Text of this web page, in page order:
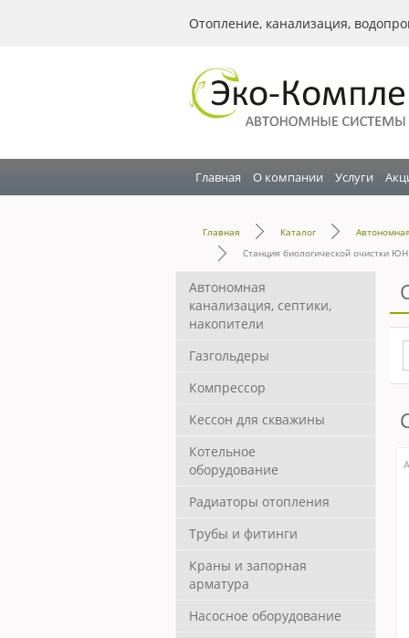
Отопление, канализация,
Главная О компании Услуги
Главная Каталог
Станция биологической очистки
Автономная
канализация, септики,
накопители
Газгольдеры
Компрессор
Кессон для скважины
Котельное
оборудование
Радиаторы отопления
Трубы и фитинги
Краны и запорная
арматура
Насосное оборудование